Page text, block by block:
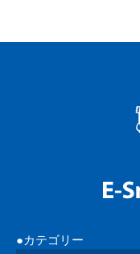
カテゴリー